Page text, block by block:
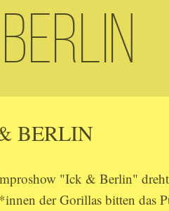
BERLIN
"Ick & Berlin"
der Gorillas bitten das